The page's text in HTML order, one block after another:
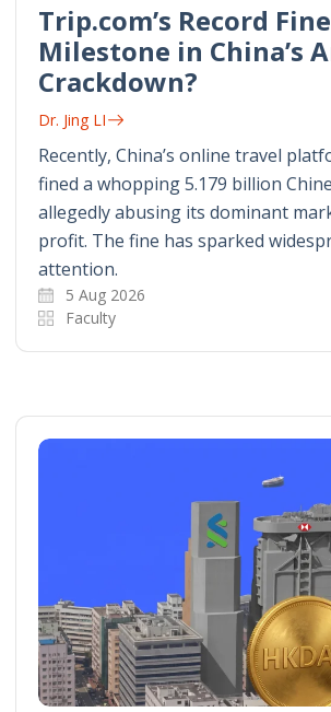
Trip.com’s Record
Milestone in China’s
Crackdown?
Dr. Jing LI
Recently, China’s online travel
fined a whopping 5.179 billion
allegedly abusing its dominant
profit. The fine has sparked
attention.
5 Aug 2026
Faculty